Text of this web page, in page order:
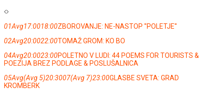
01Avg17:0018:00ZBOROVANJE: NE-NASTOP ''POLETJE''
02Avg20:0022:00TOMAŽ GROM: KO BO
04Avg20:0023:00POLETNO V LUDI: 44 POEMS FOR TOURISTS &
POEZIJA BREZ PODLAGE & POSLUŠALNICA
05Avg(Avg 5)20:3007(Avg 7)23:00GLASBE SVETA: GRAD
KROMBERK